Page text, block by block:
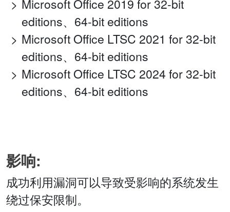
Microsoft Office 2019 for 32-bit
editions、64-bit editions
Microsoft Office LTSC 2021 for 32-bit
editions、64-bit editions
Microsoft Office LTSC 2024 for 32-bit
editions、64-bit editions
影响:
成功利用漏洞可以导致受影响的系统发生
绕过保安限制。